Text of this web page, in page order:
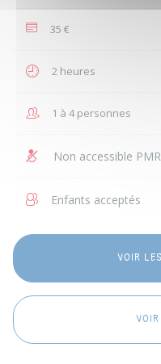
35 €
2 heures
1 à 4 personnes
Non accessible PMR
Enfants acceptés
VOIR